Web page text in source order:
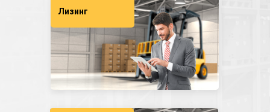
Лизинг